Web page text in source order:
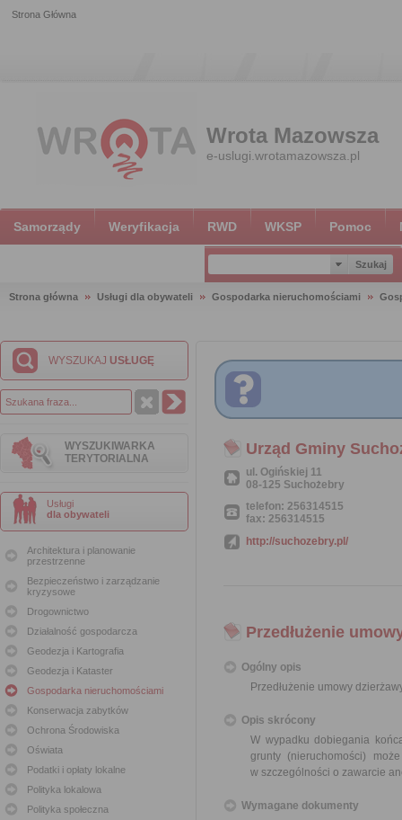
Strona Główna
Wrota Mazowsza
e-uslugi.wrotamazowsza.pl
Samorządy Weryfikacja RWD WKSP Pomoc
Strona główna Usługi dla obywateli Gospodarka nieruchomościami
WYSZUKAJ USŁUGĘ
WYSZUKIWARKA
TERYTORIALNA
Usługi
dla obywateli
Architektura i planowanie
przestrzenne
Bezpieczeństwo i zarządzanie
kryzysowe
Drogownictwo
Działalność gospodarcza
Geodezja i Kartografia
Geodezja i Kataster
Gospodarka nieruchomościami
Konserwacja zabytków
Ochrona Środowiska
Oświata
Podatki i opłaty lokalne
Polityka lokalowa
Polityka społeczna
Urząd Gminy
ul. Ogińskiej 11
08-125 Suchożebry
telefon: 256314515
fax: 256314515
http://suchozebry.pl/
Przedłużenie
Ogólny opis
Przedłużenie umowy
Opis skrócony
W wypadku dobiegania
grunty (nieruchomości)
w szczególności o zawarcie
Wymagane dokumenty